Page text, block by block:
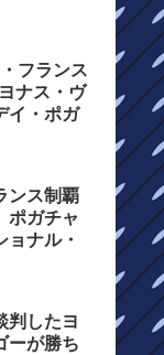
フランス
ナス・ヴ
イ・ポガ
ンス制覇
ガチャ
ョナル・
判したヨ
ーが勝ち